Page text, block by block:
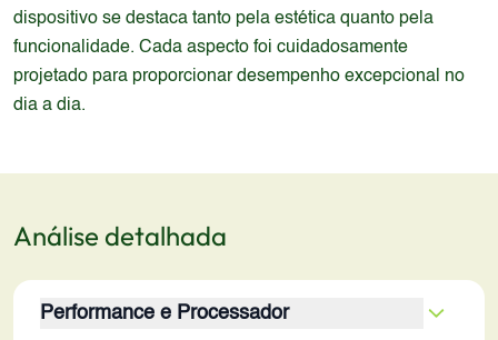
dispositivo se destaca tanto pela estética quanto pela
funcionalidade. Cada aspecto foi cuidadosamente
projetado para proporcionar desempenho excepcional no
dia a dia.
Análise detalhada
Performance e Processador